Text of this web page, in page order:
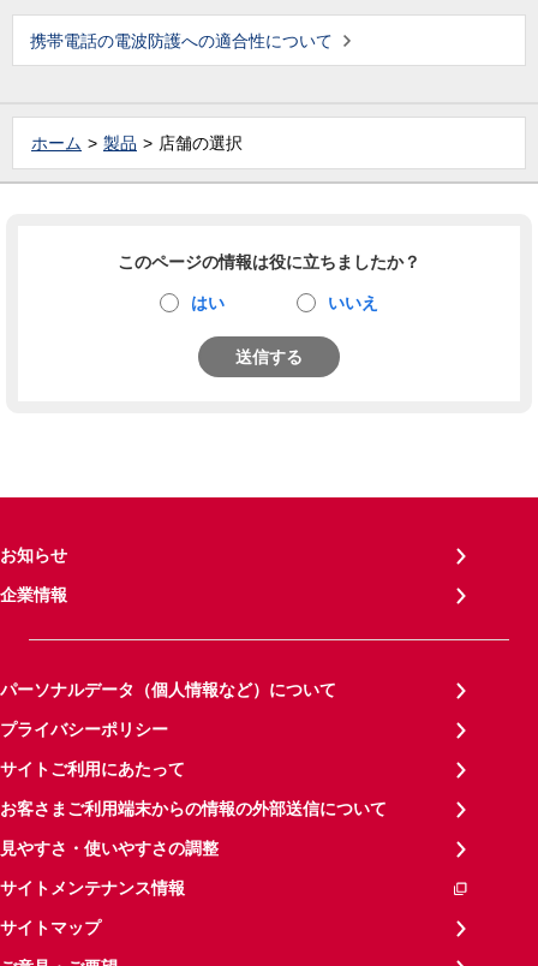
携帯電話の電波防護への適合性について
ホーム 製品 店舗の選択
このページの情報は役に立ちましたか？
はい いいえ
送信する
お知らせ
企業情報
パーソナルデータ（個人情報など）について
プライバシーポリシー
サイトご利用にあたって
お客さまご利用端末からの情報の外部送信について
見やすさ・使いやすさの調整
サイトメンテナンス情報
サイトマップ